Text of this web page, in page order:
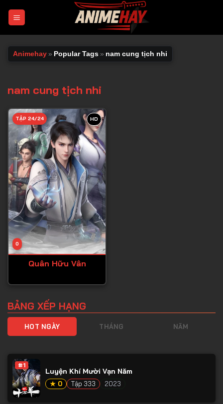
Animehay » Popular Tags » nam cung tịch nhi
nam cung tịch nhi
HD
0
TẬP 24/24
Quân Hữu Vân
BẢNG XẾP HẠNG
HOT NGÀY THÁNG NĂM
#1
Luyện Khí Mười Vạn Năm
★ 0 Tập 333 2023